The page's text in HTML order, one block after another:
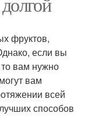
фруктов,
если вы
то вам нужно
вам
всей
способов